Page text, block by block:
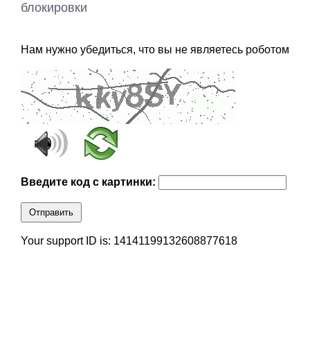
блокировки
Нам нужно убедиться, что вы не являетесь роботом
Введите код с картинки:
Отправить
Your support ID is: 14141199132608877618